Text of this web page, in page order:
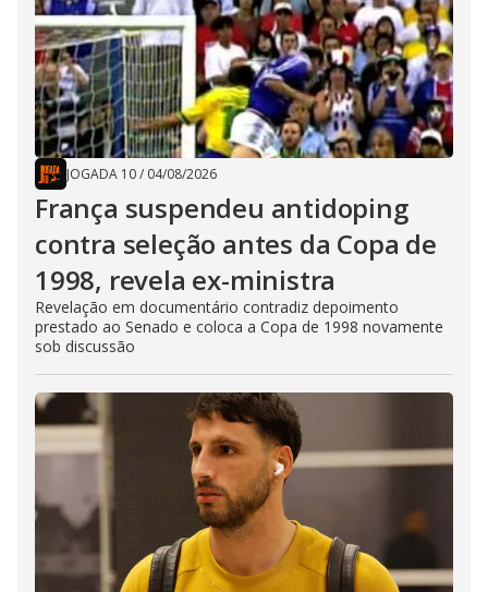
JOGADA 10/ 04/08/2026
França suspendeu antidoping
contra seleção antes da Copa de
1998, revela ex-ministra
Revelação em documentário contradiz depoimento
prestado ao Senado e coloca a Copa de 1998 novamente
sob discussão